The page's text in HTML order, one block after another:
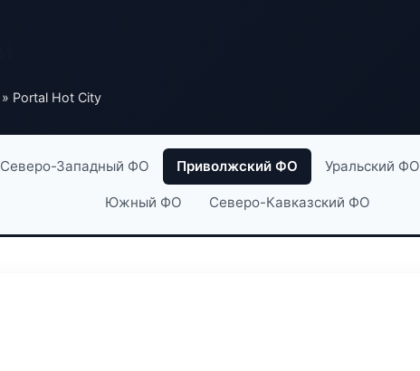
» Portal Hot City
Северо-Западный ФО Приволжский ФО Уральский ФО
Южный ФО Северо-Кавказский ФО